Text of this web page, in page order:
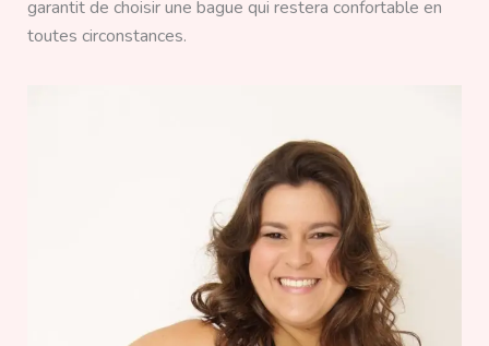
garantit de choisir une bague qui restera confortable en
toutes circonstances.